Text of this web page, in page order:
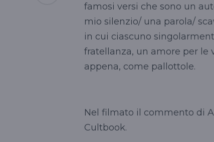
famosi versi che sono un
mio silenzio/ una parola/
in cui ciascuno
fratellanza, un amore per le
appena, come pallottole.
Nel filmato il commento di
Cultbook.